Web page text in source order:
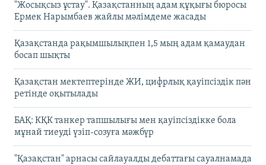
"Жосықсыз ұстау". Қазақстанның адам құқығы бюросы
Ермек Нарымбаев жайлы мәлімдеме жасады
Қазақстанда рақымшылықпен 1,5 мың адам қамаудан
босап шықты
Қазақстан мектептерінде ЖИ, цифрлық қауіпсіздік пән
ретінде оқытылады
БАҚ: КҚК танкер тапшылығы мен қауіпсіздікке бола
мұнай тиеуді үзіп-созуға мәжбүр
"Қазақстан" арнасы сайлауалды дебаттағы сауалнамада